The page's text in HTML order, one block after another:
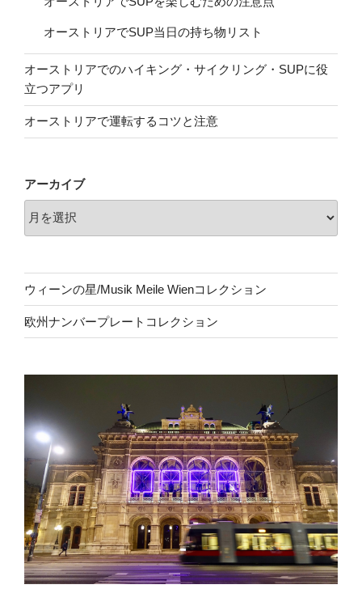
オーストリアでSUP当日の持ち物リスト
オーストリアでのハイキング・サイクリング・SUPに役
立つアプリ
オーストリアで運転するコツと注意
アーカイブ
ウィーンの星/Musik Meile Wienコレクション
欧州ナンバープレートコレクション